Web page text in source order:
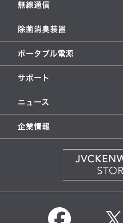
無線通信
除菌消臭装置
ポータブル電源
サポート
ニュース
企業情報